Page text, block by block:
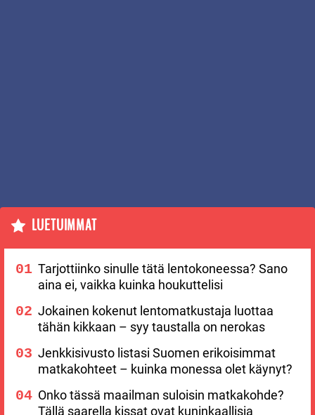
LUETUIMMAT
Tarjottiinko sinulle tätä lentokoneessa? Sano
aina ei, vaikka kuinka houkuttelisi
Jokainen kokenut lentomatkustaja luottaa
tähän kikkaan – syy taustalla on nerokas
Jenkkisivusto listasi Suomen erikoisimmat
matkakohteet – kuinka monessa olet käynyt?
Onko tässä maailman suloisin matkakohde?
Tällä saarella kissat ovat kuninkaallisia